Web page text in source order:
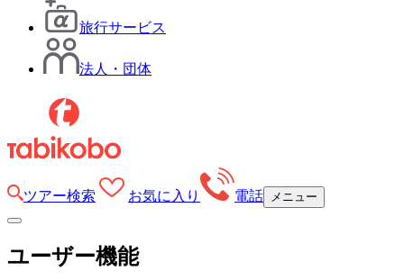
旅行サービス
法人・団体
ツアー検索 お気に入り 電話 メニュー
ユーザー機能